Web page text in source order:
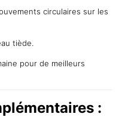
circulaires sur les
tiède.
pour de meilleurs
: